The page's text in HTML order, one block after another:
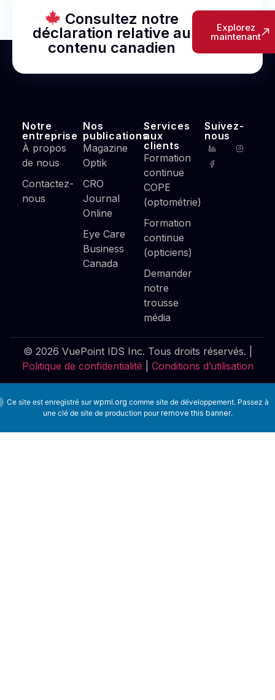
Consultez notre
déclaration relative au
contenu canadien
Explorez
maintenant
Notre
entreprise
À propos
de nous
Contactez-
nous
Nos
publications
Magazine
Optik
CRO
Journal
Online
Eye Care
Business
Canada
Services
aux
clients
Formation
continue
COPE
(optométrie)
Formation
continue
(opticiens)
Demander
notre
trousse
média
Suivez-
nous
© 2026 VuePoint IDS Inc. Tous droits réservés. |
Politique de confidentialité
Conditions d’utilisation
Ce site est enregistré surwpml.org comme site de développement. Passez à
une clé de site de production pourremove this banner.